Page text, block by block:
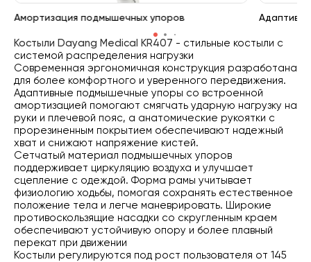
Амортизация подмышечных упоров
Костыли Dayang Medical KR407 - стильные костыли с
системой распределения нагрузки
Современная эргономичная конструкция разработана
для более комфортного и уверенного передвижения.
Адаптивные подмышечные упоры со встроенной
амортизацией помогают смягчать ударную нагрузку на
руки и плечевой пояс, а анатомические рукоятки с
прорезиненным покрытием обеспечивают надежный
хват и снижают напряжение кистей.
Сетчатый материал подмышечных упоров
поддерживает циркуляцию воздуха и улучшает
сцепление с одеждой. Форма рамы учитывает
физиологию ходьбы, помогая сохранять естественное
положение тела и легче маневрировать. Широкие
противоскользящие насадки со скругленным краем
обеспечивают устойчивую опору и более плавный
перекат при движении
Костыли регулируются под рост пользователя от 145